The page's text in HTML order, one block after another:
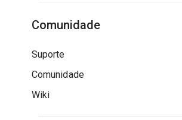
Comunidade
Suporte
Comunidade
Wiki